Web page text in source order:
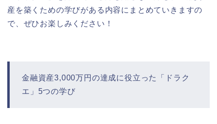
産を築くための学びがある内容にまとめていきますの
で、ぜひお楽しみください！
金融資産3,000万円の達成に役立った「ドラク
エ」5つの学び